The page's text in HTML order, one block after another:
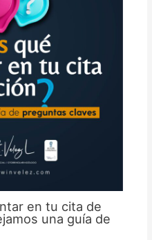
en tu cita de
una guía de